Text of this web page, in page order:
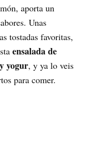
aporta un
Unas
tostadas favoritas,
ensalada de
yogur, y ya lo veis
para comer.